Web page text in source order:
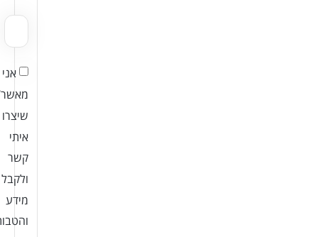
אני
שיצרו
איתי
קשר
ולקבל
מידע